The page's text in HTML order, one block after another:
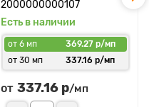
2000000000107
Есть в наличии
от 6 мп
369.27 р/мп
от 30 мп
337.16 р/мп
от 337.16 р/мп